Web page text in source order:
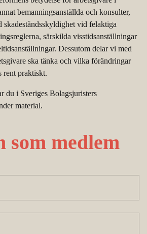
bemanningsanställda och konsulter,
skadeståndsskyldighet vid felaktiga
särskilda visstidsanställningar
Dessutom delar vi med
ska tänka och vilka förändringar
rent praktiskt.
du i Sveriges Bolagsjuristers
material.
som medlem